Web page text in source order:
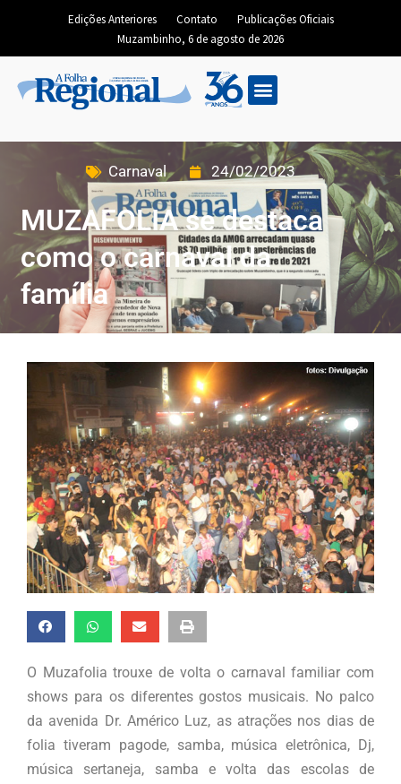
Edições Anteriores Contato
Publicações Oficiais
Muzambinho, 6 de agosto de 2026
Carnaval 24/02/2023
MUZAFOLIA se destaca
como o carnaval da
família
O Muzafolia trouxe de volta o carnaval familiar com
shows para os diferentes gostos musicais. No palco
da avenida Dr. Américo Luz, as atrações nos dias de
folia tiveram pagode, samba, música eletrônica, Dj,
música sertaneja, samba e volta das escolas de